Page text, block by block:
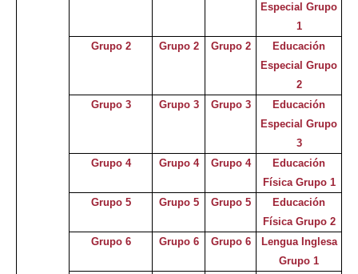
Especial Grupo
1
Grupo 2
Grupo 2 Grupo 2
Educación
Especial Grupo
2
Grupo 3
Grupo 3 Grupo 3
Educación
Especial Grupo
3
Grupo 4
Grupo 4 Grupo 4
Educación
Física Grupo 1
Grupo 5
Grupo 5 Grupo 5
Educación
Física Grupo 2
Grupo 6
Grupo 6 Grupo 6
Lengua Inglesa
Grupo 1